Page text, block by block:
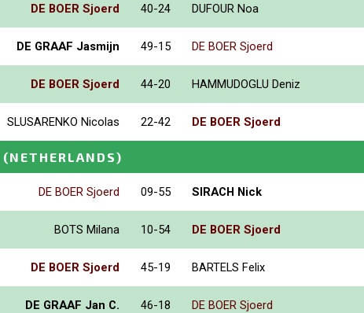
DE BOER Sjoerd 40-24 DUFOUR Noa
DE GRAAF Jasmijn 49-15 DE BOER Sjoerd
DE BOER Sjoerd 44-20 HAMMUDOGLU Deniz
SLUSARENKO Nicolas 22-42 DE BOER Sjoerd
(NETHERLANDS)
DE BOER Sjoerd 09-55 SIRACH Nick
BOTS Milana 10-54 DE BOER Sjoerd
DE BOER Sjoerd 45-19 BARTELS Felix
DE GRAAF Jan C. 46-18 DE BOER Sjoerd